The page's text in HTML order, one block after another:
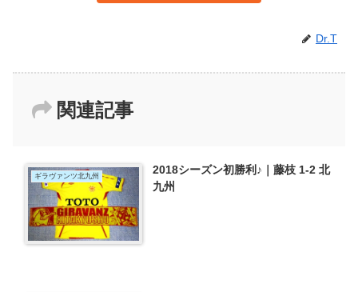
Dr.T
関連記事
ギラヴァンツ北九州
2018シーズン初勝利♪｜藤枝 1-2 北
九州